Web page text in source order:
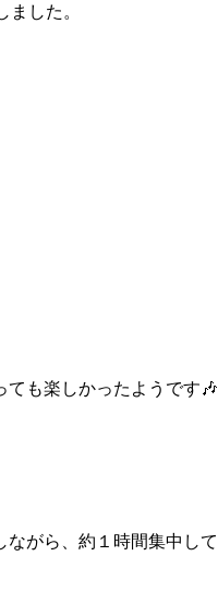
した。
ても楽しかったようです🎶
がら、約１時間集中して